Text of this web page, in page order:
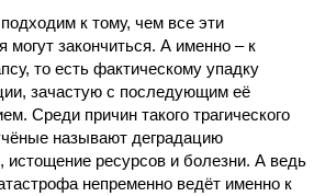
к тому, чем все эти
могут закончиться. А именно – к
то есть фактическому упадку
зачастую с последующим её
Среди причин такого трагического
называют деградацию
ресурсов и болезни. А ведь
непременно ведёт именно к